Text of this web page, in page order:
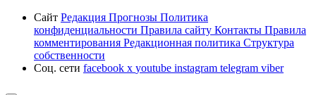
Сайт Редакция Прогнозы Политика
конфиденциальности Правила сайту Контакты Правила
комментирования Редакционная политика Структура
собственности
Соц. сети facebook x youtube instagram telegram viber